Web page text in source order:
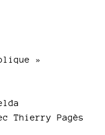
»
Thierry Pagès